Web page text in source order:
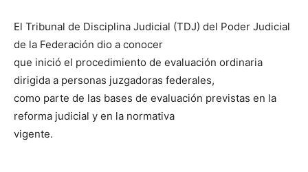
El Tribunal de Disciplina Judicial (TDJ) del Poder Judicial
de la Federación dio a conocer
que inició el procedimiento de evaluación ordinaria
dirigida a personas juzgadoras federales,
como parte de las bases de evaluación previstas en la
reforma judicial y en la normativa
vigente.